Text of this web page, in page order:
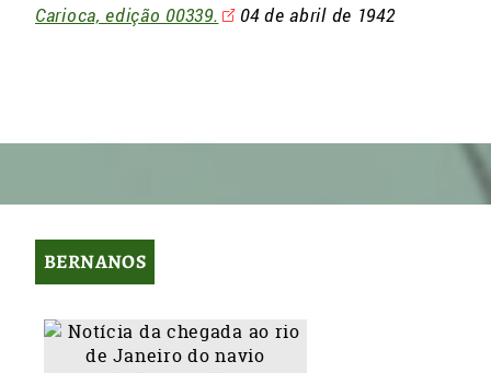
Carioca, edição 00339.
04 de abril de 1942
BERNANOS